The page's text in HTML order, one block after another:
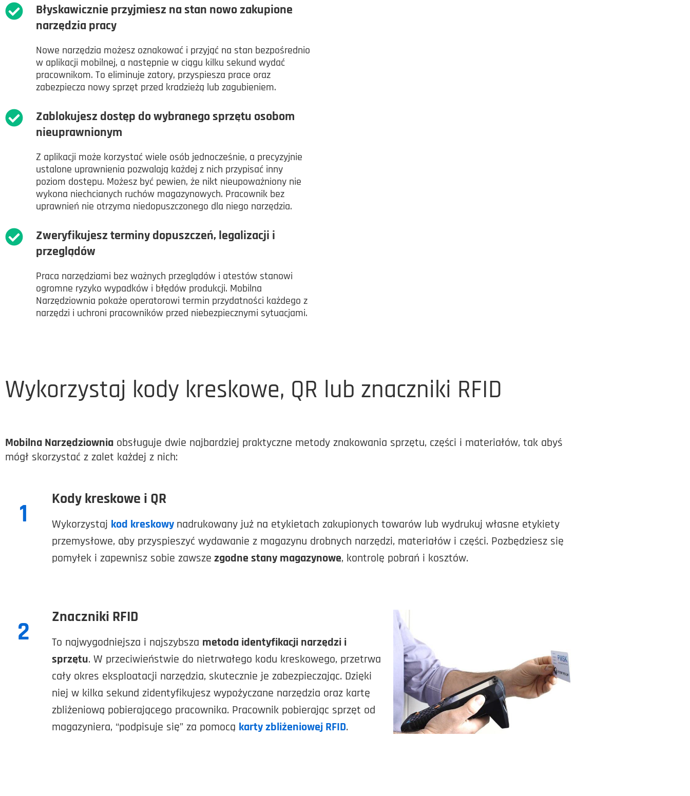
Błyskawicznie przyjmiesz na stan nowo zakupione
narzędzia pracy
Nowe narzędzia możesz oznakować i przyjąć na stan bezpośrednio
w aplikacji mobilnej, a następnie w ciągu kilku sekund wydać
pracownikom. To eliminuje zatory, przyspiesza prace oraz
zabezpiecza nowy sprzęt przed kradzieżą lub zagubieniem.
Zablokujesz dostęp do wybranego sprzętu osobom
nieuprawnionym
Z aplikacji może korzystać wiele osób jednocześnie, a precyzyjnie
ustalone uprawnienia pozwalają każdej z nich przypisać inny
poziom dostępu. Możesz być pewien, że nikt nieupoważniony nie
wykona niechcianych ruchów magazynowych. Pracownik bez
uprawnień nie otrzyma niedopuszczonego dla niego narzędzia.
Zweryfikujesz terminy dopuszczeń, legalizacji i
przeglądów
Praca narzędziami bez ważnych przeglądów i atestów stanowi
ogromne ryzyko wypadków i błędów produkcji. Mobilna
Narzędziownia pokaże operatorowi termin przydatności każdego z
narzędzi i uchroni pracowników przed niebezpiecznymi sytuacjami.
Wykorzystaj kody kreskowe, QR lub znaczniki RFID
Mobilna Narzędziownia obsługuje dwie najbardziej praktyczne metody znakowania sprzętu, części i materiałów, tak abyś
mógł skorzystać z zalet każdej z nich:
1 Kody kreskowe i QR
Wykorzystaj kod kreskowy nadrukowany już na etykietach zakupionych towarów lub wydrukuj własne etykiety
przemysłowe, aby przyspieszyć wydawanie z magazynu drobnych narzędzi, materiałów i części. Pozbędziesz się
pomyłek i zapewnisz sobie zawsze zgodne stany magazynowe, kontrolę pobrań i kosztów.
2 Znaczniki RFID
To najwygodniejsza i najszybsza metoda identyfikacji narzędzi i
sprzętu. W przeciwieństwie do nietrwałego kodu kreskowego, przetrwa
cały okres eksploatacji narzędzia, skutecznie je zabezpieczając. Dzięki
niej w kilka sekund zidentyfikujesz wypożyczane narzędzia oraz kartę
zbliżeniową pobierającego pracownika. Pracownik pobierając sprzęt od
magazyniera, “podpisuje się” za pomocą karty zbliżeniowej RFID.